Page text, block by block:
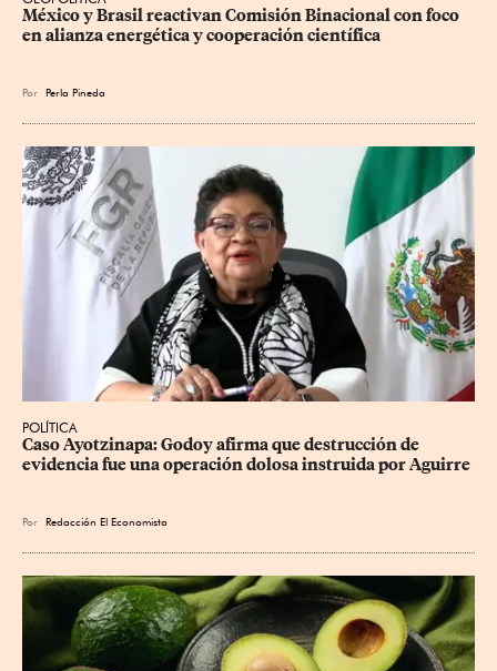
México y Brasil reactivan Comisión Binacional con foco
en alianza energética y cooperación científica
Por Perla Pineda
POLÍTICA
Caso Ayotzinapa: Godoy afirma que destrucción de
evidencia fue una operación dolosa instruida por Aguirre
Por Redacción El Economista